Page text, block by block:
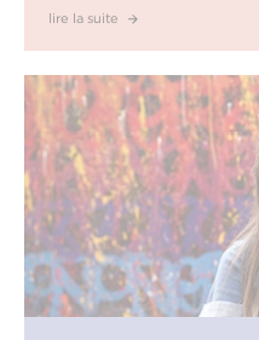
lire la suite